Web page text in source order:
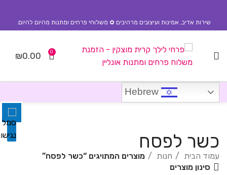
visibility_off השבת את ההבזקים
title סמן כותרות
settings צבע רקע
zoom_in זום (הגדלה)
remove_circle_outline
שירות אדיב, אמינות ועיצובים מרהיבים ✿ משלוחי פרחים ומתנות מהיום להיום.
0
₪0.00
כשר לפסח
עמוד הבית חנות
מוצרים המתויגים “כשר לפסח”
סינון מוצרים